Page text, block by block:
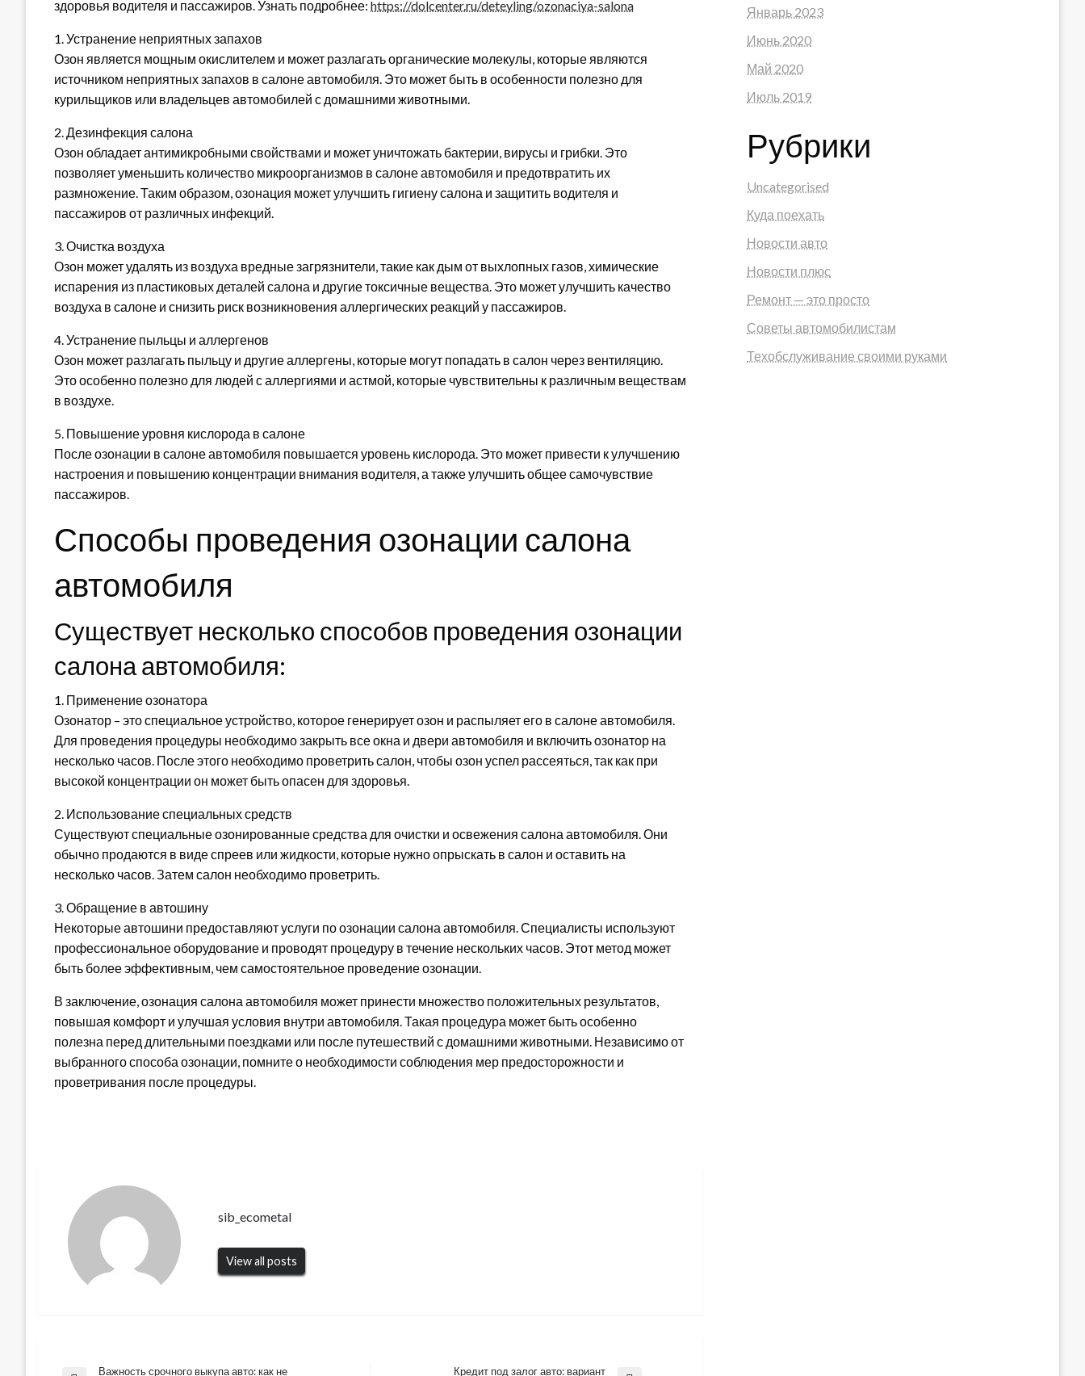
здоровья водителя и пассажиров. Узнать подробнее: https://dolcenter.ru/deteyling/ozonaciya-salona
1. Устранение неприятных запахов
Озон является мощным окислителем и может разлагать органические молекулы, которые являются
источником неприятных запахов в салоне автомобиля. Это может быть в особенности полезно для
курильщиков или владельцев автомобилей с домашними животными.
2. Дезинфекция салона
Озон обладает антимикробными свойствами и может уничтожать бактерии, вирусы и грибки. Это
позволяет уменьшить количество микроорганизмов в салоне автомобиля и предотвратить их
размножение. Таким образом, озонация может улучшить гигиену салона и защитить водителя и
пассажиров от различных инфекций.
3. Очистка воздуха
Озон может удалять из воздуха вредные загрязнители, такие как дым от выхлопных газов, химические
испарения из пластиковых деталей салона и другие токсичные вещества. Это может улучшить качество
воздуха в салоне и снизить риск возникновения аллергических реакций у пассажиров.
4. Устранение пыльцы и аллергенов
Озон может разлагать пыльцу и другие аллергены, которые могут попадать в салон через вентиляцию.
Это особенно полезно для людей с аллергиями и астмой, которые чувствительны к различным веществам
в воздухе.
5. Повышение уровня кислорода в салоне
После озонации в салоне автомобиля повышается уровень кислорода. Это может привести к улучшению
настроения и повышению концентрации внимания водителя, а также улучшить общее самочувствие
пассажиров.
Способы проведения озонации салона
автомобиля
Существует несколько способов проведения озонации
салона автомобиля:
1. Применение озонатора
Озонатор – это специальное устройство, которое генерирует озон и распыляет его в салоне автомобиля.
Для проведения процедуры необходимо закрыть все окна и двери автомобиля и включить озонатор на
несколько часов. После этого необходимо проветрить салон, чтобы озон успел рассеяться, так как при
высокой концентрации он может быть опасен для здоровья.
2. Использование специальных средств
Существуют специальные озонированные средства для очистки и освежения салона автомобиля. Они
обычно продаются в виде спреев или жидкости, которые нужно опрыскать в салон и оставить на
несколько часов. Затем салон необходимо проветрить.
3. Обращение в автошину
Некоторые автошини предоставляют услуги по озонации салона автомобиля. Специалисты используют
профессиональное оборудование и проводят процедуру в течение нескольких часов. Этот метод может
быть более эффективным, чем самостоятельное проведение озонации.
В заключение, озонация салона автомобиля может принести множество положительных результатов,
повышая комфорт и улучшая условия внутри автомобиля. Такая процедура может быть особенно
полезна перед длительными поездками или после путешествий с домашними животными. Независимо от
выбранного способа озонации, помните о необходимости соблюдения мер предосторожности и
проветривания после процедуры.
sib_ecometal
View all posts
Важность срочного выкупа авто: как не Кредит под залог авто: вариант
Январь 2023
Июнь 2020
Май 2020
Июль 2019
Рубрики
Uncategorised
Куда поехать
Новости авто
Новости плюс
Ремонт — это просто
Советы автомобилистам
Техобслуживание своими руками